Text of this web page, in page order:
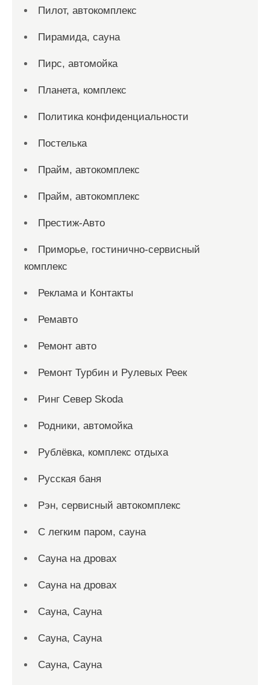
Пилот, автокомплекс
Пирамида, сауна
Пирс, автомойка
Планета, комплекс
Политика конфиденциальности
Постелька
Прайм, автокомплекс
Прайм, автокомплекс
Престиж-Авто
Приморье, гостинично-сервисный
комплекс
Реклама и Контакты
Ремавто
Ремонт авто
Ремонт Турбин и Рулевых Реек
Ринг Север Skoda
Родники, автомойка
Рублёвка, комплекс отдыха
Русская баня
Рэн, сервисный автокомплекс
С легким паром, сауна
Сауна на дровах
Сауна на дровах
Сауна, Сауна
Сауна, Сауна
Сауна, Сауна